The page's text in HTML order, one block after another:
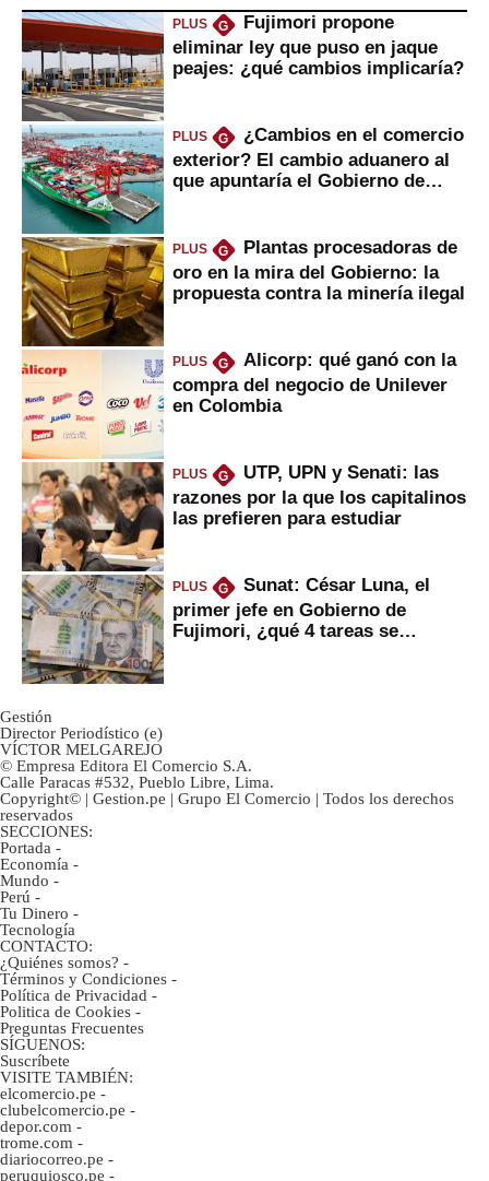
PLUS G
Fujimori propone
eliminar ley que puso en jaque
peajes: ¿qué cambios implicaría?
PLUS G
¿Cambios en el comercio
exterior? El cambio aduanero al
que apuntaría el Gobierno de
PLUS G
Plantas procesadoras de
oro en la mira del Gobierno: la
propuesta contra la minería ilegal
PLUS G
Alicorp: qué ganó con la
compra del negocio de Unilever
en Colombia
PLUS G
UTP, UPN y Senati: las
razones por la que los capitalinos
las prefieren para estudiar
PLUS G
Sunat: César Luna, el
primer jefe en Gobierno de
Fujimori, ¿qué 4 tareas se
Gestión
Director Periodístico (e)
VÍCTOR MELGAREJO
© Empresa Editora El Comercio S.A.
Calle Paracas #532, Pueblo Libre, Lima.
Copyright© | Gestion.pe | Grupo El Comercio | Todos los derechos
reservados
SECCIONES:
Portada -
Economía -
Mundo -
Perú -
Tu Dinero -
Tecnología
CONTACTO:
¿Quiénes somos? -
Términos y Condiciones -
Política de Privacidad -
Politica de Cookies -
Preguntas Frecuentes
SÍGUENOS:
Suscríbete
VISITE TAMBIÉN:
elcomercio.pe -
clubelcomercio.pe -
depor.com -
trome.com -
diariocorreo.pe -
peruquiosco.pe -